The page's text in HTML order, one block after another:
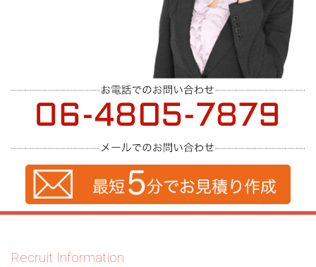
Recruit Information